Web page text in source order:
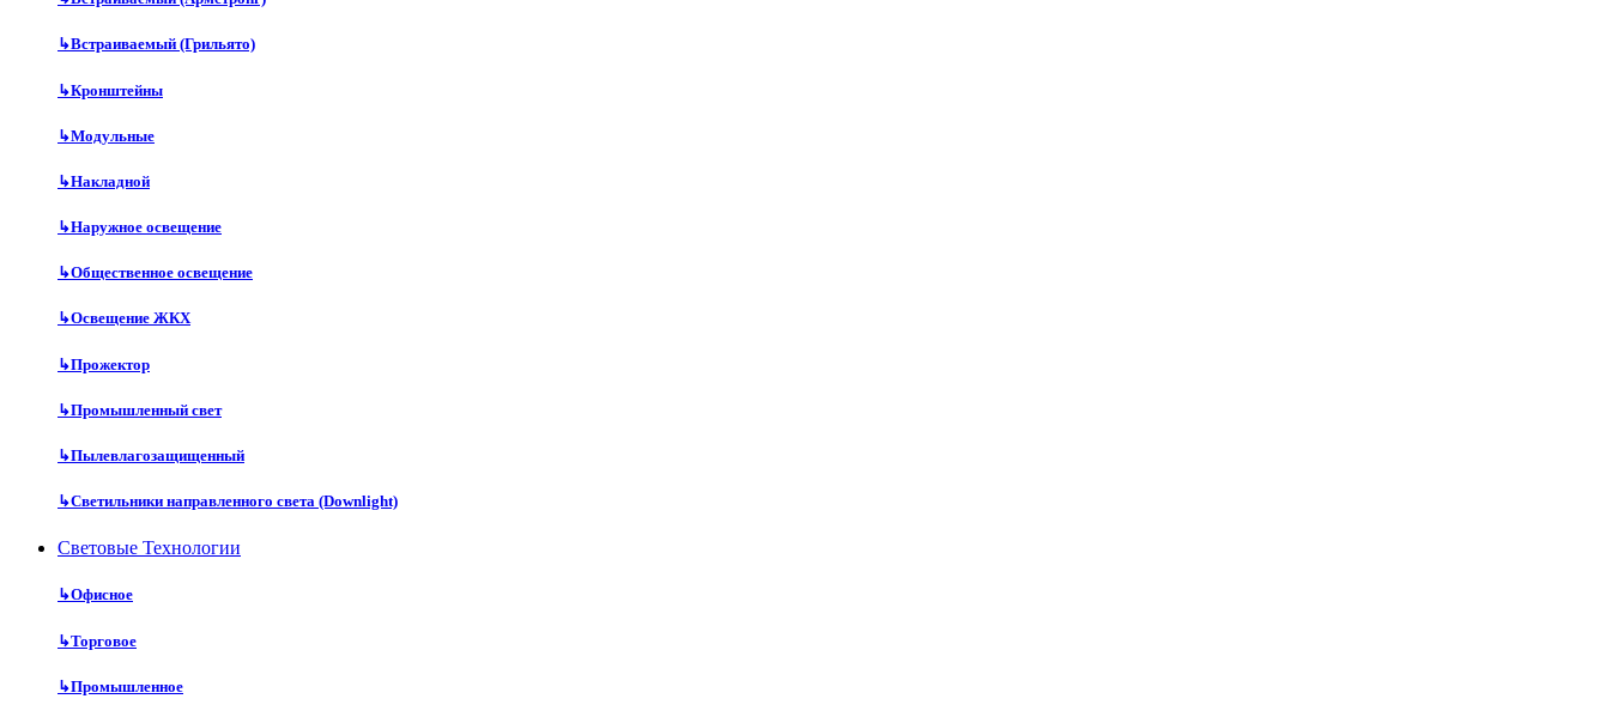
↳Встраиваемый (Грильято)
↳Кронштейны
↳Модульные
↳Накладной
↳Наружное освещение
↳Общественное освещение
↳Освещение ЖКХ
↳Прожектор
↳Промышленный свет
↳Пылевлагозащищенный
↳Светильники направленного света (Downlight)
Световые Технологии
↳Офисное
↳Торговое
↳Промышленное